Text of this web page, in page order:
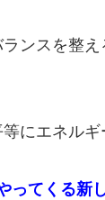
ンスを整
にエネルギ
ってくる